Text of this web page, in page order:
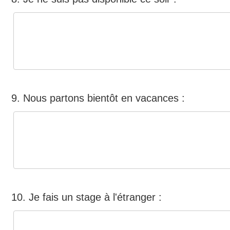
9. Nous partons bientôt en vacances :
10. Je fais un stage à l'étranger :